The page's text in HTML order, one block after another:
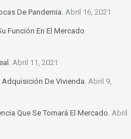
De Pandemia. Abril 16, 2021
Función En El Mercado
Abril 11, 2021
De Vivienda. Abril 9,
Que Se Tomará El Mercado. Abril